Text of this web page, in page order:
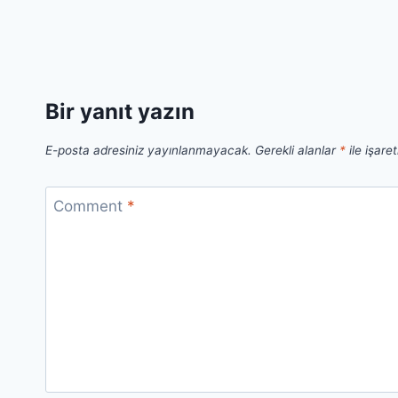
Bir yanıt yazın
E-posta adresiniz yayınlanmayacak. Gerekli alanlar * ile
Comment *